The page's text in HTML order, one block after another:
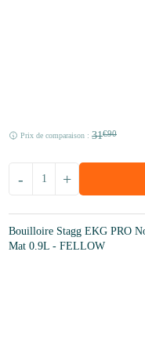
Prix de comparaison : 31€90
+
-
Bouilloire Stagg EKG PRO
Mat 0.9L - FELLOW